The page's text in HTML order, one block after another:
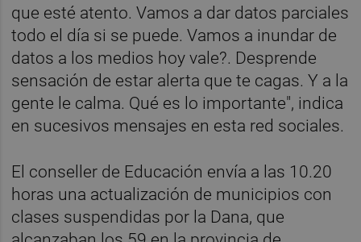
que esté atento. Vamos a dar datos parciales
todo el día si se puede. Vamos a inundar de
datos a los medios hoy vale?. Desprende
sensación de estar alerta que te cagas. Y a la
gente le calma. Qué es lo importante", indica
en sucesivos mensajes en esta red sociales.
El conseller de Educación envía a las 10.20
horas una actualización de municipios con
clases suspendidas por la Dana, que